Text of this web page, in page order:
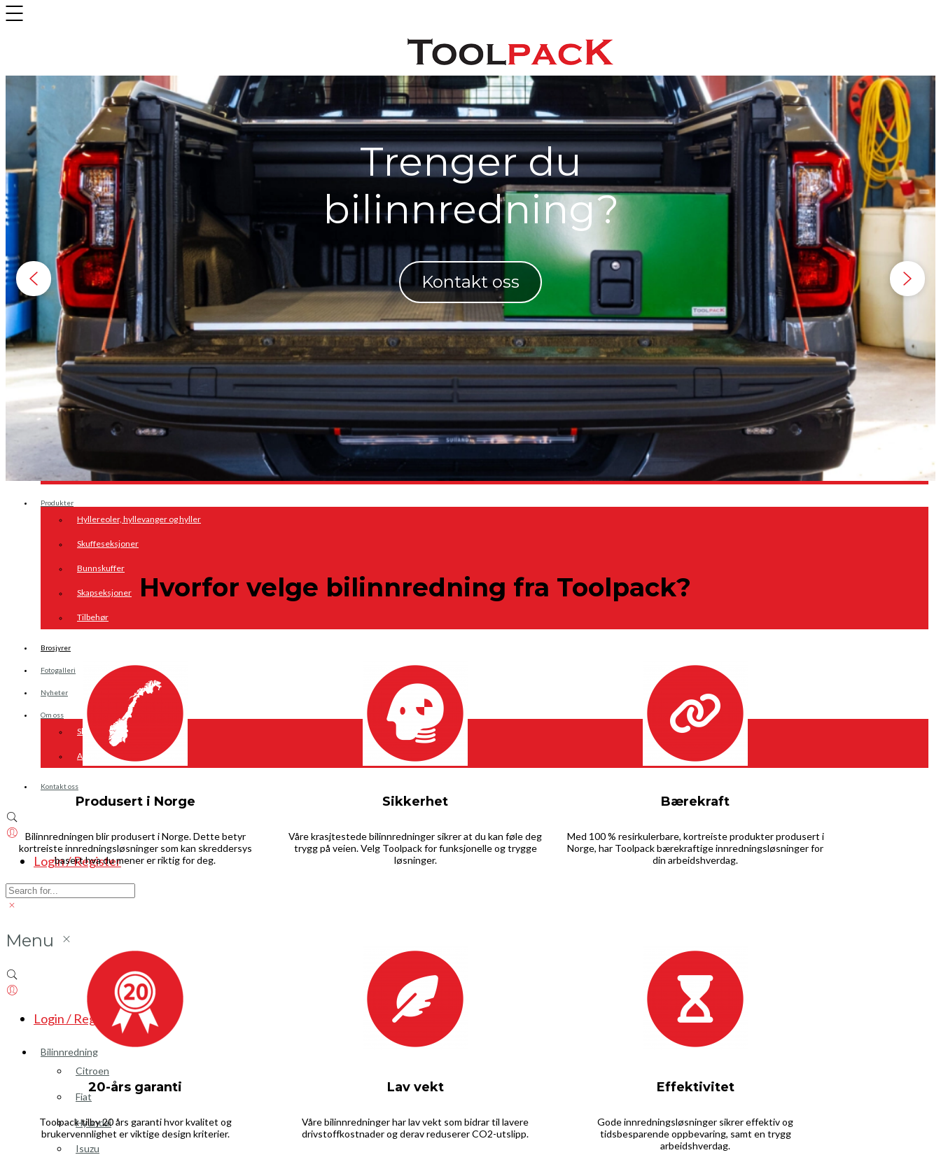
Bilinnredning
Citroen
Fiat
Hyundai
Isuzu
Mercedes
Mitsubishi
Nissan
Peugeot
Renault
Toyota
Tilbehør
Produkter
Hyllereoler, hyllevanger og hyller
Skuffeseksjoner
Bunnskuffer
Skapseksjoner
Tilbehør
Brosjyrer
Fotogalleri
Nyheter
Om oss
Skreddersøm
Ansatte
Kontakt oss
Login / Register
Menu
Login / Register
Bilinnredning
Citroen
Fiat
Hyundai
Isuzu
Trenger du
bilinnredning?
Kontakt oss
Hvorfor velge bilinnredning fra Toolpack?
Produsert i Norge
Bilinnredningen blir produsert i Norge. Dette betyr
kortreiste innredningsløsninger som kan skreddersys
basert hva du mener er riktig for deg.
Sikkerhet
Våre krasjtestede bilinnredninger sikrer at du kan føle deg
trygg på veien. Velg Toolpack for funksjonelle og trygge
løsninger.
Bærekraft
Med 100 % resirkulerbare, kortreiste produkter produsert i
Norge, har Toolpack bærekraftige innredningsløsninger for
din arbeidshverdag.
20-års garanti
Toolpack tilby 20 års garanti hvor kvalitet og
brukervennlighet er viktige design kriterier.
Lav vekt
Våre bilinnredninger har lav vekt som bidrar til lavere
drivstoffkostnader og derav reduserer CO2-utslipp.
Effektivitet
Gode innredningsløsninger sikrer effektiv og
tidsbesparende oppbevaring, samt en trygg
arbeidshverdag.